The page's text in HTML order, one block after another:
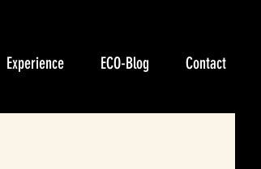
Experience ECO-Blog Contact